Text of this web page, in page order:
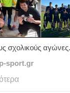
σχολικούς αγώνες.
-sport.gr